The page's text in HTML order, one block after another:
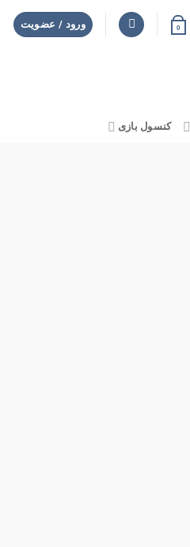
0 ورود / عضویت
کنسول بازی